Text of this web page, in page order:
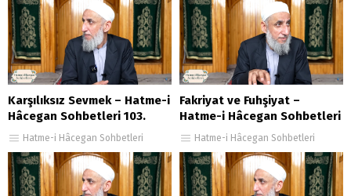
Karşılıksız Sevmek – Hatme-i
Hâcegan Sohbetleri 103.
BölümHatme-i Hâcegan Sohbetleri
Fakriyat ve Fuhşiyat –
Hatme-i Hâcegan Sohbetleri
124. Bölüm
Hatme-i Hâcegan Sohbetleri